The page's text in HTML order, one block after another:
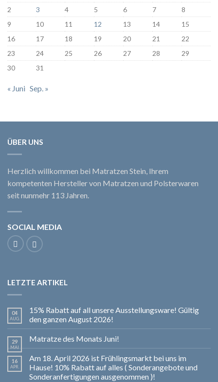
2
3 4 5 6 7
8
9
10 11 12 13 14
15
16
17 18 19 20 21
22
23
24 25 26 27 28
29
30
31
« Juni Sep. »
ÜBER UNS
Herzlich willkommen bei Matratzen Stein, Ihrem
kompetenten Hersteller von Matratzen und Polsterwaren
seit nunmehr 113 Jahren.
SOCIAL MEDIA
LETZTE ARTIKEL
04
AUG.
15% Rabatt auf all unsere Ausstellungsware! Gültig
den ganzen August 2026!
29
MAI
Matratze des Monats Juni!
16
APR.
Am 18. April 2026 ist Frühlingsmarkt bei uns im
Hause! 10% Rabatt auf alles ( Sonderangebote und
Sonderanfertigungen ausgenommen )!